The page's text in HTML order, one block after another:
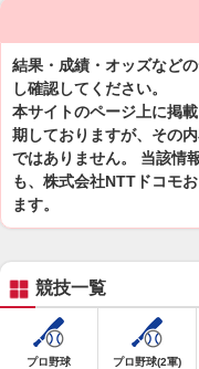
結果・成績・オッズなど
し確認してください。
本サイトのページ上に掲
期しておりますが、その
ではありません。 当該情
も、株式会社NTTドコモ
ます。
競技一覧
プロ野球 プロ野球(2軍)